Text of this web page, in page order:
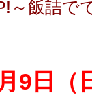
～飯詰で
9日（